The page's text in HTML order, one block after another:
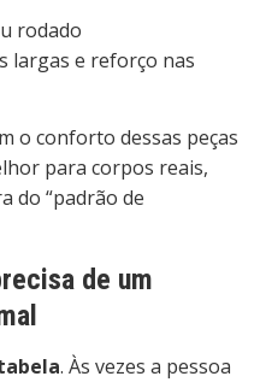
rodado
largas e reforço nas
o conforto dessas peças
para corpos reais,
do “padrão de
de um
. Às vezes a pessoa